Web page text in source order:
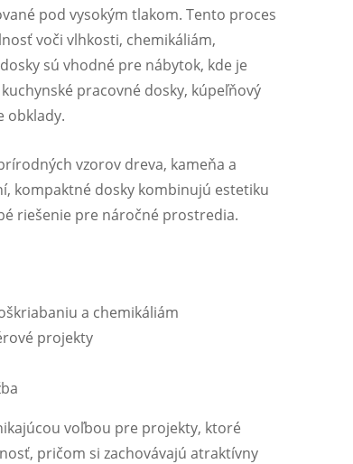
pod vysokým tlakom. Tento proces
voči vlhkosti, chemikáliám,
sú vhodné pre nábytok, kde je
pracovné dosky, kúpeľňový
obklady.
vzorov dreva, kameňa a
kompaktné dosky kombinujú estetiku
riešenie pre náročné prostredia.
a chemikáliám
projekty
voľbou pre projekty, ktoré
pričom si zachovávajú atraktívny